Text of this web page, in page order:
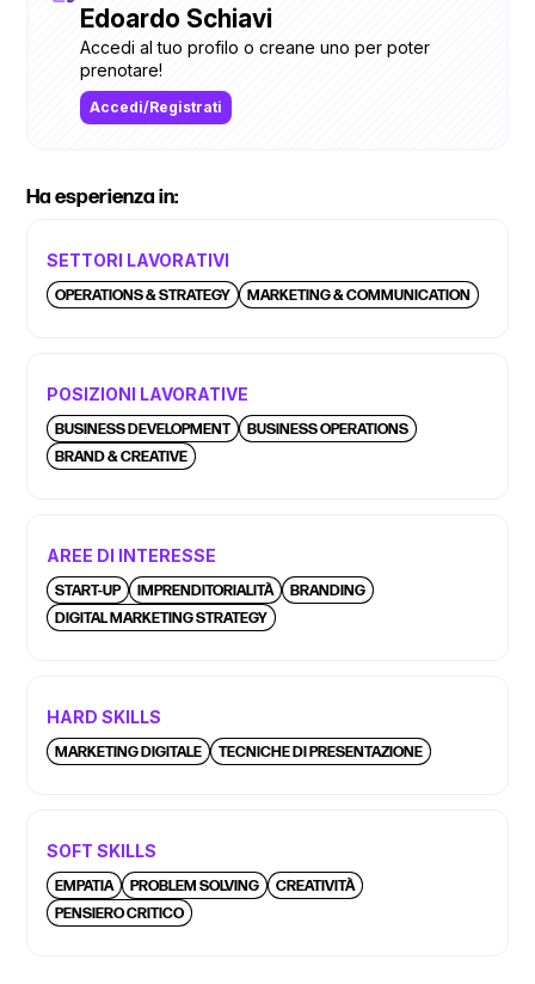
Edoardo Schiavi
Accedi al tuo profilo o creane uno per poter
prenotare!
Accedi/Registrati
Ha esperienza in:
SETTORI LAVORATIVI
OPERATIONS & STRATEGY MARKETING & COMMUNICATION
POSIZIONI LAVORATIVE
BUSINESS DEVELOPMENT
BUSINESS OPERATIONS
BRAND & CREATIVE
AREE DI INTERESSE
START-UP IMPRENDITORIALITÀ
BRANDING
DIGITAL MARKETING STRATEGY
HARD SKILLS
MARKETING DIGITALE TECNICHE DI PRESENTAZIONE
SOFT SKILLS
EMPATIA PROBLEM SOLVING
CREATIVITÀ
PENSIERO CRITICO